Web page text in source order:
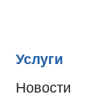
Услуги
Новости